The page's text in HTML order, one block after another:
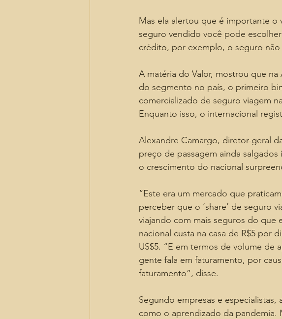
Mas ela alertou que é importante o
seguro vendido você pode
crédito, por exemplo, o seguro
A matéria do Valor, mostrou que na
do segmento no país, o primeiro
comercializado de seguro viagem
Enquanto isso, o internacional
Alexandre Camargo, diretor-geral
preço de passagem ainda
o crescimento do nacional
“Este era um mercado que
perceber que o ‘share’ de seguro
viajando com mais seguros do que
nacional custa na casa de R$5 por
US$5. “E em termos de volume de
gente fala em faturamento, por
faturamento”, disse.
Segundo empresas e
como o aprendizado da pandemia.